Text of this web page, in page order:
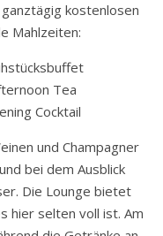
kostenlosen
Mahlzeiten:
Tea
Cocktail
und Champagner
bei dem Ausblick
Die Lounge bietet
hier selten voll ist. Am